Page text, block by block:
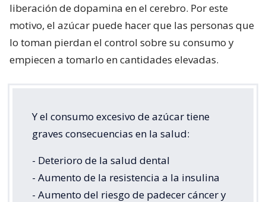
liberación de dopamina en el cerebro. Por este
motivo, el azúcar puede hacer que las personas que
lo toman pierdan el control sobre su consumo y
empiecen a tomarlo en cantidades elevadas.
Y el consumo excesivo de azúcar tiene
graves consecuencias en la salud:
- Deterioro de la salud dental
- Aumento de la resistencia a la insulina
- Aumento del riesgo de padecer cáncer y